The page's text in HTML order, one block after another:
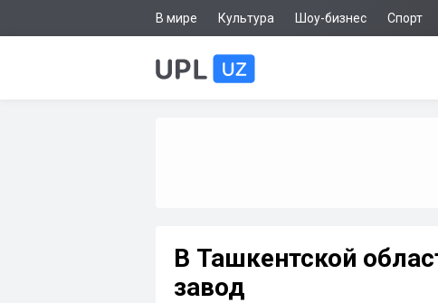
В мире Культура Шоу-бизнес Спорт
В Ташкентской
завод